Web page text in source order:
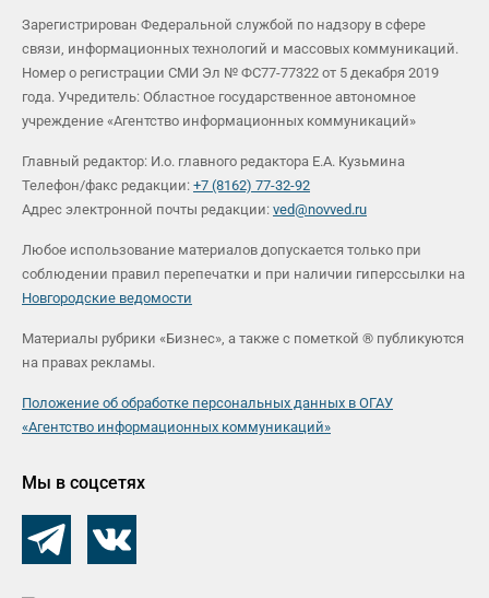
Зарегистрирован Федеральной службой по надзору в сфере
связи, информационных технологий и массовых коммуникаций.
Номер о регистрации СМИ Эл № ФС77-77322 от 5 декабря 2019
года. Учредитель: Областное государственное автономное
учреждение «Агентство информационных коммуникаций»
Главный редактор: И.о. главного редактора Е.А. Кузьмина
Телефон/факс редакции: +7 (8162) 77-32-92
Адрес электронной почты редакции: ved@novved.ru
Любое использование материалов допускается только при
соблюдении правил перепечатки и при наличии гиперссылки на
Новгородские ведомости
Материалы рубрики «Бизнес», а также с пометкой ® публикуются
на правах рекламы.
Положение об обработке персональных данных в ОГАУ
«Агентство информационных коммуникаций»
Мы в соцсетях